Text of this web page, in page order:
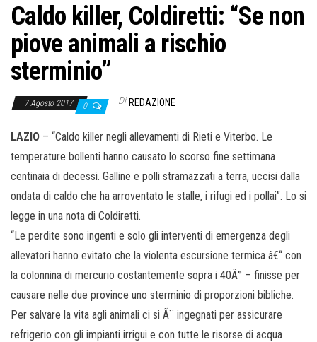
Caldo killer, Coldiretti: “Se non
piove animali a rischio
sterminio”
7 Agosto 2017 0 Di REDAZIONE
LAZIO – “Caldo killer negli allevamenti di Rieti e Viterbo. Le
temperature bollenti hanno causato lo scorso fine settimana
centinaia di decessi. Galline e polli stramazzati a terra, uccisi dalla
ondata di caldo che ha arroventato le stalle, i rifugi ed i pollai”. Lo si
legge in una nota di Coldiretti.
“Le perdite sono ingenti e solo gli interventi di emergenza degli
allevatori hanno evitato che la violenta escursione termica â€“ con
la colonnina di mercurio costantemente sopra i 40Â° – finisse per
causare nelle due province uno sterminio di proporzioni bibliche.
Per salvare la vita agli animali ci si Ã¨ ingegnati per assicurare
refrigerio con gli impianti irrigui e con tutte le risorse di acqua